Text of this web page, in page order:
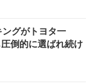
グがトヨタ一
倒的に選ばれ続け